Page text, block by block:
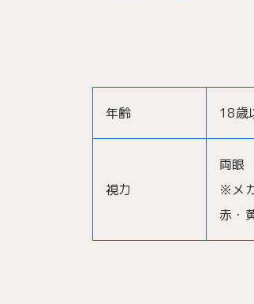
年齢 18歳
視力
両
※メ
赤・